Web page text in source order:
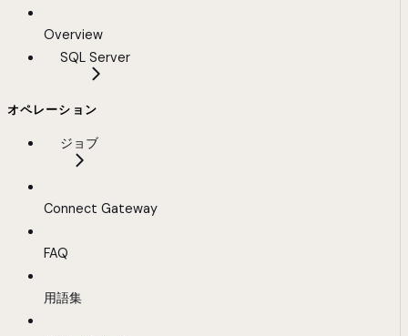
Overview
SQL Server
オペレーション
ジョブ
Connect Gateway
FAQ
用語集